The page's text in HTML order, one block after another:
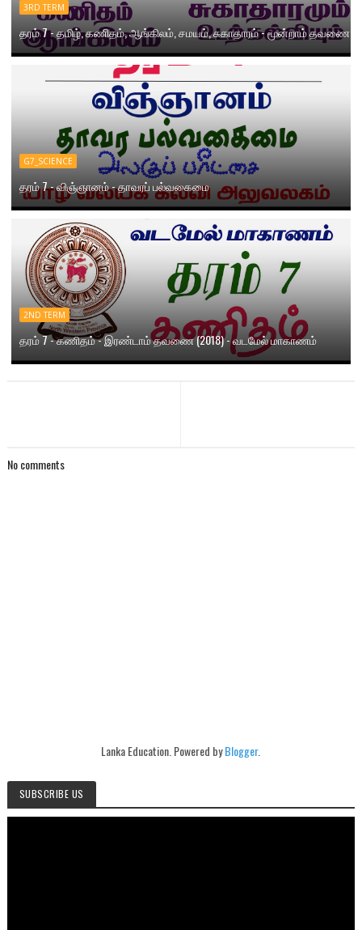
3RD TERM
தரம் 7 - தமிழ், கணிதம், ஆங்கிலம், சமயம், சுகாதாரம் - மூன்றாம் தவணை
G7_SCIENCE
தரம் 7 - விஞ்ஞானம் - தாவரப் பல்வகைமை
2ND TERM
தரம் 7 - கணிதம் - இரண்டாம் தவணை (2018) - வடமேல் மாகாணம்
No comments
Lanka Education. Powered byBlogger.
SUBSCRIBE US